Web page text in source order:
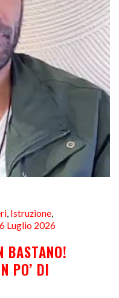
Istruzione
Luglio 2026
BASTANO!
PO’ DI